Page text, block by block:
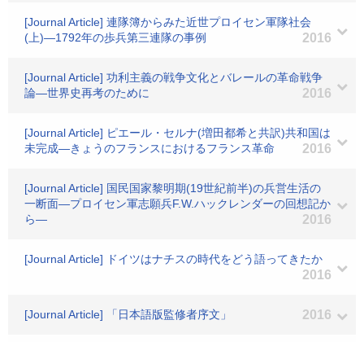
[Journal Article] 連隊簿からみた近世プロイセン軍隊社会
(上)―1792年の歩兵第三連隊の事例
2016
[Journal Article] 功利主義の戦争文化とバレールの革命戦争
論―世界史再考のために
2016
[Journal Article] ピエール・セルナ(増田都希と共訳)共和国は
未完成―きょうのフランスにおけるフランス革命
2016
[Journal Article] 国民国家黎明期(19世紀前半)の兵営生活の
一断面―プロイセン軍志願兵F.W.ハックレンダーの回想記か
ら―
2016
[Journal Article] ドイツはナチスの時代をどう語ってきたか
2016
[Journal Article] 「日本語版監修者序文」 2016